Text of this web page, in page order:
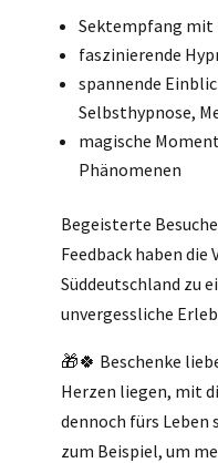
Sektempfang mit
faszinierende
spannende
Selbsthypnose,
magische
Phänomenen
Begeisterte
Feedback haben
Süddeutschland zu
unvergessliche
🎁🍀 Beschenke
Herzen liegen, mit
dennoch fürs Leben
zum Beispiel, um